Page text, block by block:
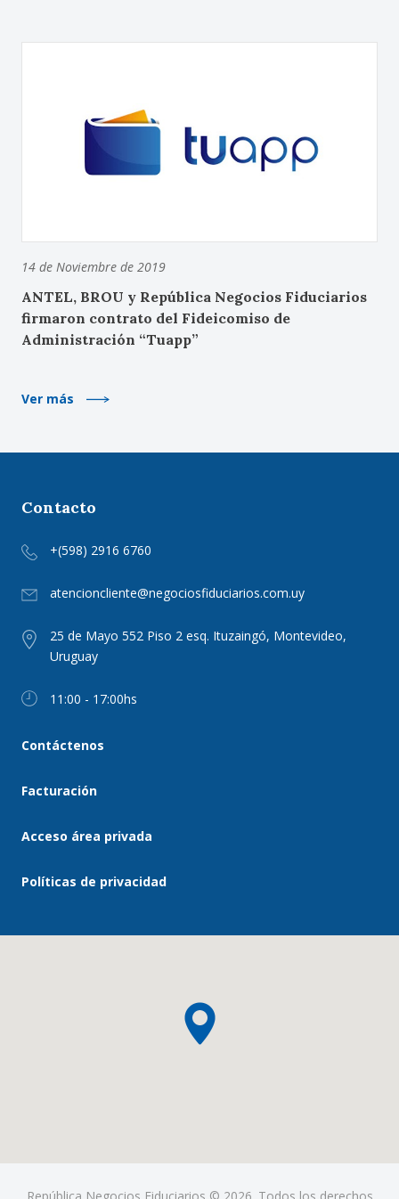
14 de Noviembre de 2019
ANTEL, BROU y República Negocios Fiduciarios
firmaron contrato del Fideicomiso de
Administración “Tuapp”
Ver más
Contacto
+(598) 2916 6760
atencioncliente@negociosfiduciarios.com.uy
25 de Mayo 552 Piso 2 esq. Ituzaingó, Montevideo,
Uruguay
11:00 - 17:00hs
Contáctenos
Facturación
Acceso área privada
Políticas de privacidad